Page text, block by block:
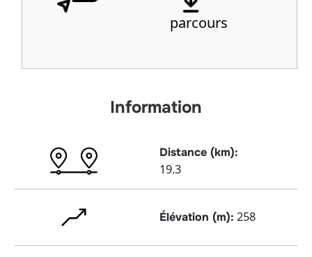
parcours
Information
Distance (km):
19.3
Élévation (m): 258